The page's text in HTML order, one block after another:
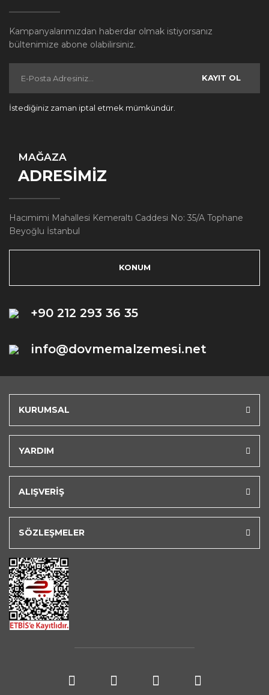
Kampanyalarımızdan haberdar olmak istiyorsanız
bültenimize abone olabilirsiniz.
KAYIT OL
İstediğiniz zaman iptal etmek mümkündür.
MAĞAZA
ADRESİMİZ
Hacımimi Mahallesi Kemeraltı Caddesi No: 35/A Tophane
Beyoğlu İstanbul
KONUM
+90 212 293 36 35
info@dovmemalzemesi.net
KURUMSAL
YARDIM
ALIŞVERİŞ
SÖZLEŞMELER